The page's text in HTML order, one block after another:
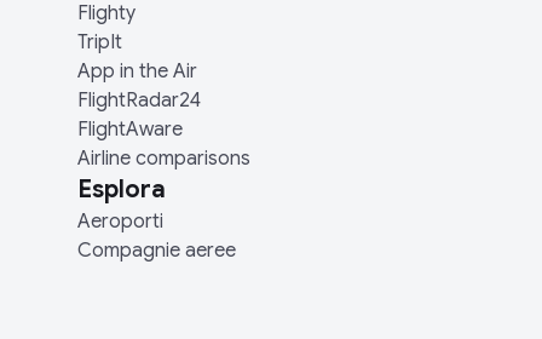
Flighty
TripIt
App in the Air
FlightRadar24
FlightAware
Airline comparisons
Esplora
Aeroporti
Compagnie aeree